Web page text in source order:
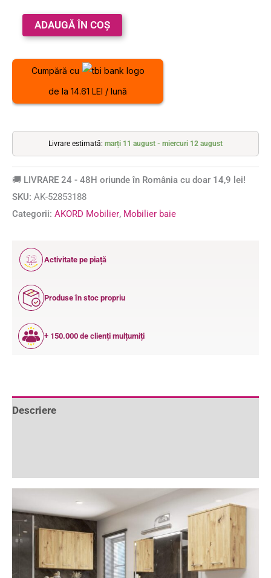
ADAUGĂ ÎN COȘ
Cumpără cu
de la 14.61 LEI / lună
Livrare estimată: marți 11 august - miercuri 12 august
🚚 LIVRARE 24 - 48H oriunde în România cu doar 14,9 lei!
SKU: AK-52853188
Categorii: AKORD Mobilier, Mobilier baie
12
ANI
Activitate pe piață
Produse în stoc propriu
+ 150.000 de clienți mulțumiți
Descriere